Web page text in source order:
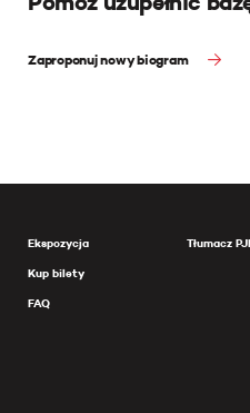
Zaproponuj nowy biogram
Ekspozycja
Kup bilety
FAQ
Tłumacz